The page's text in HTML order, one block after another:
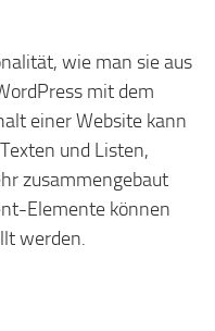
wie man sie aus
mit dem
einer Website kann
und Listen,
zusammengebaut
Elemente können
werden.